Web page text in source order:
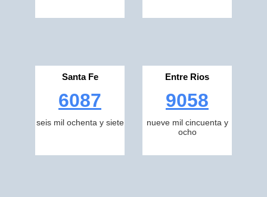
Santa Fe
6087
seis mil ochenta y siete
Entre Rios
9058
nueve mil cincuenta y
ocho